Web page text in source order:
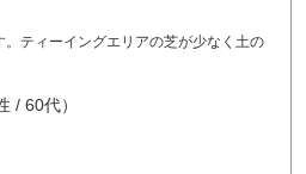
ティーイングエリアの芝が少なく土の
/ 60代）